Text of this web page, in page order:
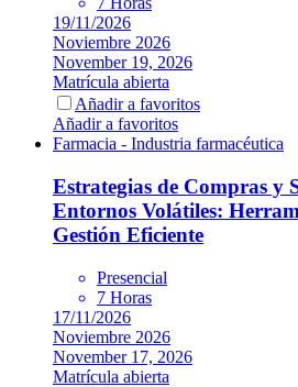
19/11/2026
Noviembre 2026
November 19, 2026
Matrícula abierta
Añadir a favoritos
Añadir a favoritos
Farmacia - Industria farmacéutica
Estrategias de Compras y
Entornos Volátiles:
Gestión Eficiente
Presencial
7 Horas
17/11/2026
Noviembre 2026
November 17, 2026
Matrícula abierta